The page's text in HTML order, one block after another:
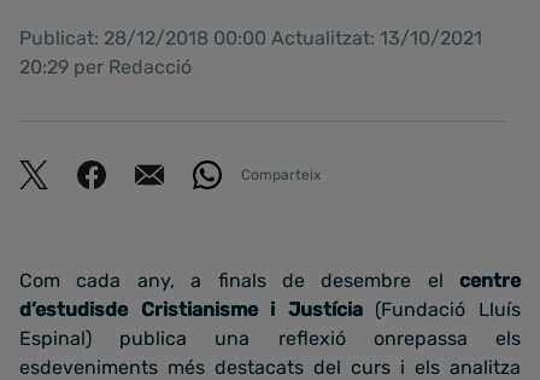
Publicat: 28/12/2018 00:00 Actualitzat: 13/10/2021
20:29 per Redacció
Comparteix
Com cada any, a finals de desembre el centre
d’estudisde Cristianisme i Justícia (Fundació Lluís
Espinal) publica una reflexió onrepassa els
esdeveniments més destacats del curs i els analitza